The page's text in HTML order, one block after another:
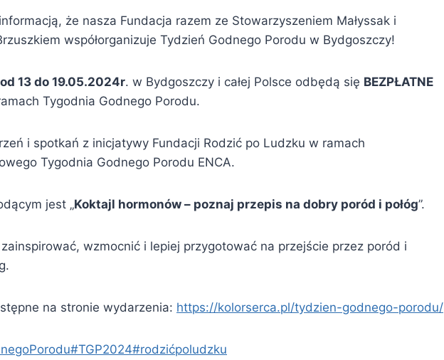
że nasza Fundacja razem ze Stowarzyszeniem Małyssak i
współorganizuje Tydzień Godnego Porodu w Bydgoszczy!
od 13 do 19.05.2024r. w Bydgoszczy i całej Polsce odbędą się BEZPŁATNE
Tygodnia Godnego Porodu.
i spotkań z inicjatywy Fundacji Rodzić po Ludzku w ramach
Tygodnia Godnego Porodu ENCA.
jest „Koktajl hormonów – poznaj przepis na dobry poród i połóg”.
zainspirować, wzmocnić i lepiej przygotować na przejście przez poród i
na stronie wydarzenia: https://kolorserca.pl/tydzien-godnego-porodu/
#TGP2024#rodzićpoludzku